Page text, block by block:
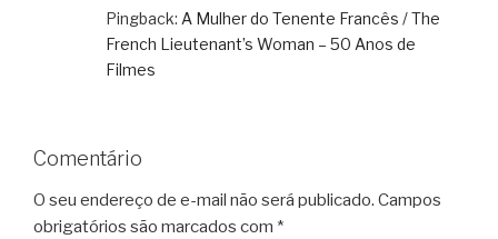
Pingback: A Mulher do Tenente Francês / The
French Lieutenant’s Woman – 50 Anos de
Filmes
Comentário
O seu endereço de e-mail não será publicado. Campos
obrigatórios são marcados com *